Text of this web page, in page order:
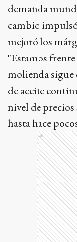
demanda
cambio
mejoró los
"Estamos
molienda sigue
de aceite
nivel de
hasta hace
Ads